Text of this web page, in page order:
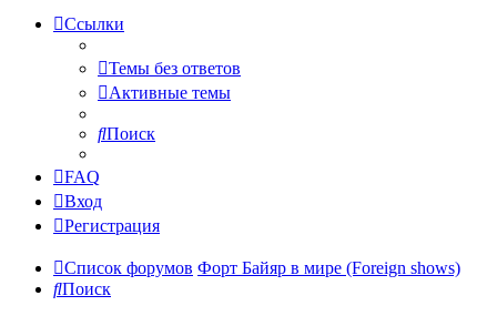
Ссылки
Темы без ответов
Активные темы
Поиск
FAQ
Вход
Регистрация
Список форумов Форт Байяр в мире (Foreign shows)
Поиск